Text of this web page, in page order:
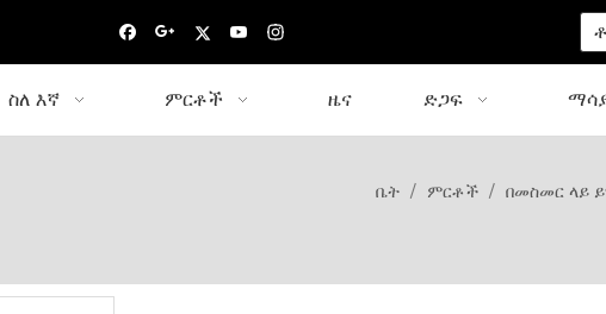
ስለ እኛ ምርቶች ዜና ድጋፍ
ቤት / ምርቶች / በመስመር ላይ